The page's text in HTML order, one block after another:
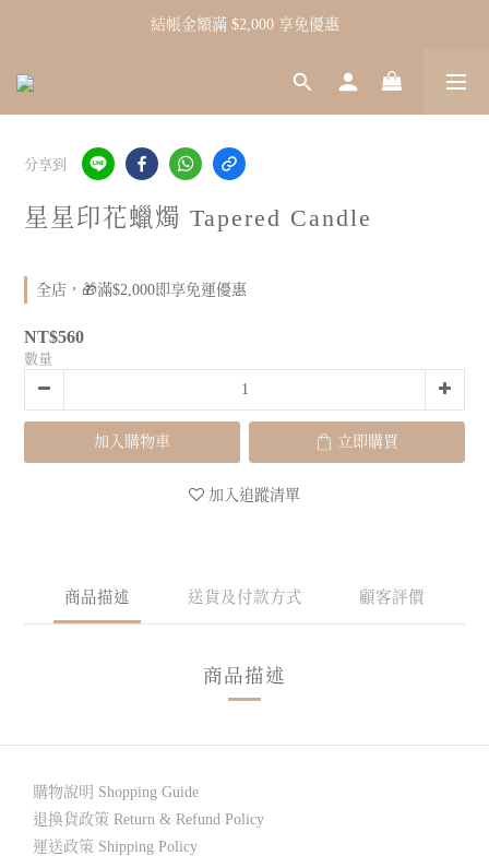
結帳金額滿 $2,000 享免優惠
分享到
星星印花蠟燭 Tapered Candle
全店，🎁滿$2,000即享免運優惠
NT$560
數量
加入購物車 立即購買
加入追蹤清單
商品描述 送貨及付款方式 顧客評價
商品描述
購物說明 Shopping Guide
退換貨政策 Return & Refund Policy
運送政策 Shipping Policy